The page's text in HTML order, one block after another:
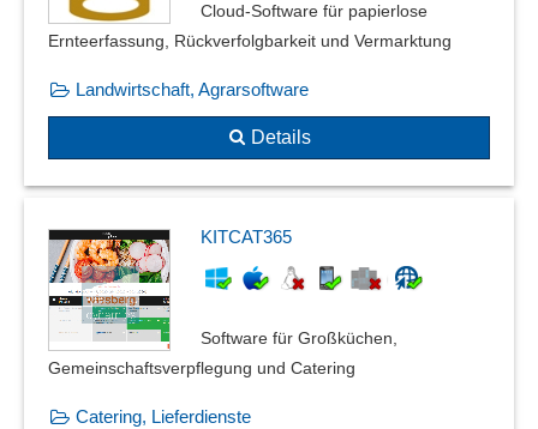
Cloud-Software für papierlose
Ernteerfassung, Rückverfolgbarkeit und Vermarktung
Landwirtschaft, Agrarsoftware
Details
KITCAT365
Software für Großküchen,
Gemeinschaftsverpflegung und Catering
Catering, Lieferdienste